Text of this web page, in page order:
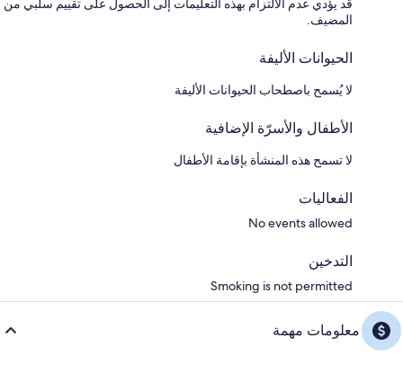
قد يؤدي عدم الالتزام بهذه التعليمات إلى الحصول على تقييم سلبي من
المضيف.
الحيوانات الأليفة
لا يُسمح باصطحاب الحيوانات الأليفة
الأطفال والأسرّة الإضافية
لا تسمح هذه المنشأة بإقامة الأطفال
الفعاليات
No events allowed
التدخين
Smoking is not permitted
معلومات مهمة